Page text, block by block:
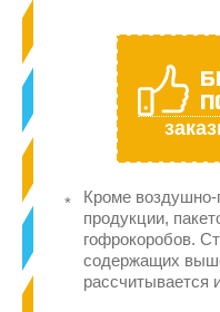
Кроме воздушно-
продукции,
гофрокоробов.
содержащих
рассчитывается